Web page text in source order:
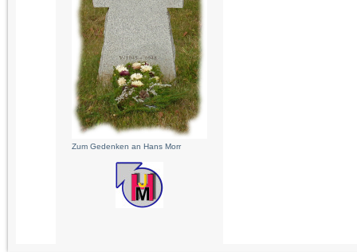
Zum Gedenken an Hans Morr